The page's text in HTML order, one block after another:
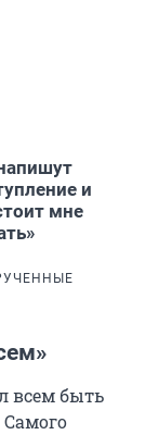
и
мне
всем быть
Самого